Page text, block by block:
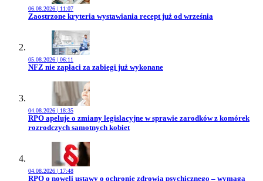
06.08.2026 | 11:07
Przejdź do artykułu:
Zaostrzone kryteria wystawiania recept już od września
05.08.2026 | 06:11
Przejdź do artykułu:
NFZ nie zapłaci za zabiegi już wykonane
04.08.2026 | 18:35
Przejdź do artykułu:
RPO apeluje o zmiany legislacyjne w sprawie zarodków z komórek
rozrodczych samotnych kobiet
04.08.2026 | 17:48
Przejdź do artykułu:
RPO o noweli ustawy o ochronie zdrowia psychicznego – wymaga